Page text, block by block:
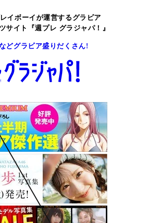
イボーイが運営するグラビア
サイト『週プレ グラジャパ！』
どグラビア盛りだくさん!